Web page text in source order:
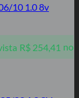
10 1.0 8v
R$254,41 no